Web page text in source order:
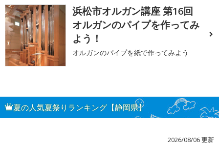
浜松市オルガン講座 第16回
オルガンのパイプを作ってみ
よう！
オルガンのパイプを紙で作ってみよう
夏の人気夏祭りランキング【静岡県】
2026/08/06 更新